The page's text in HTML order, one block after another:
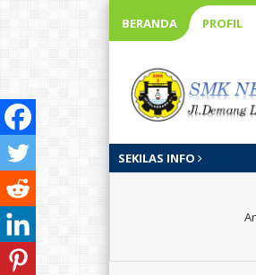
BERANDA PROFIL
SEKILAS INFO